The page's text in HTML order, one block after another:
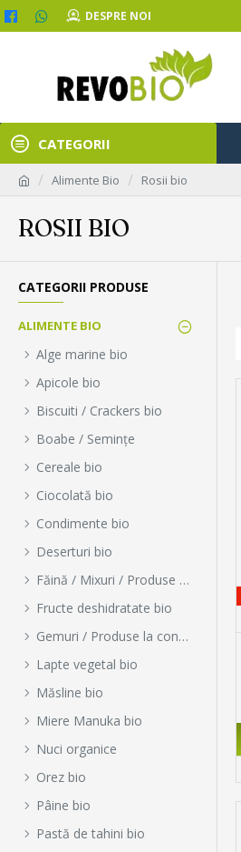
DESPRE NOI
CATEGORII
Alimente Bio Rosii bio
ROSII BIO
CATEGORII PRODUSE
ALIMENTE BIO
Alge marine bio
Apicole bio
Biscuiti / Crackers bio
Boabe / Semințe
Cereale bio
Ciocolată bio
Condimente bio
Deserturi bio
Făină / Mixuri / Produse pentru copt
Fructe deshidratate bio
Gemuri / Produse la conservă / Borcan
Lapte vegetal bio
Măsline bio
Miere Manuka bio
Nuci organice
Orez bio
Pâine bio
Pastă de tahini bio